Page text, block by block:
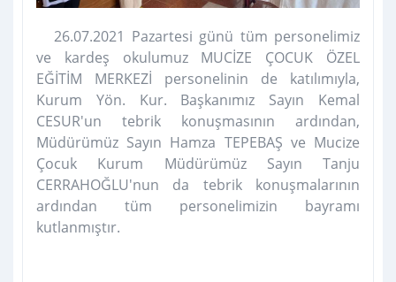
26.07.2021 Pazartesi günü tüm personelimiz
ve kardeş okulumuz MUCİZE ÇOCUK ÖZEL
EĞİTİM MERKEZİ personelinin de katılımıyla,
Kurum Yön. Kur. Başkanımız Sayın Kemal
CESUR'un tebrik konuşmasının ardından,
Müdürümüz Sayın Hamza TEPEBAŞ ve Mucize
Çocuk Kurum Müdürümüz Sayın Tanju
CERRAHOĞLU'nun da tebrik konuşmalarının
ardından tüm personelimizin bayramı
kutlanmıştır.